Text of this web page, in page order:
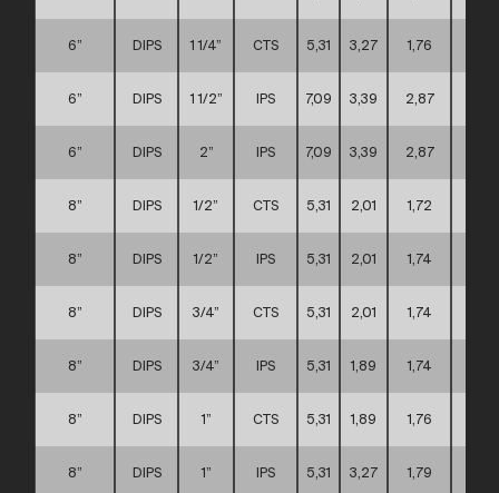
6” DIPS 1 1/4” CTS 5,31 3,27 1,76
6” DIPS 1 1/2” IPS 7,09 3,39 2,87
6” DIPS 2” IPS 7,09 3,39 2,87
8” DIPS 1/2” CTS 5,31 2,01 1,72
8” DIPS 1/2” IPS 5,31 2,01 1,74
8” DIPS 3/4” CTS 5,31 2,01 1,74
8” DIPS 3/4” IPS 5,31 1,89 1,74
8” DIPS 1” CTS 5,31 1,89 1,76
8” DIPS 1” IPS 5,31 3,27 1,79